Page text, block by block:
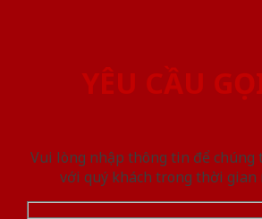
YÊU CẦU
Vui lòng nhập thông tin để chúng
với quý khách trong thời gian